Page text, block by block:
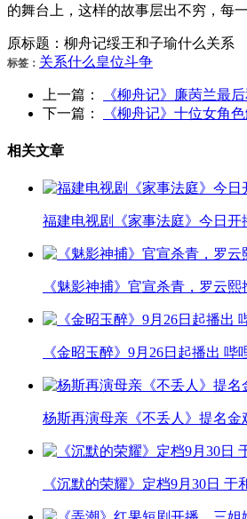
的舞台上，这样的故事层出不穷，每
原标题：柳舟记绥王和子瑜什么关系
标签： 关系什么皇位斗争
上一篇：
《柳舟记》廉苪兰最
下一篇：
《柳舟记》十位女角
相关文章
福建电视剧《家事法庭》今日开
《魅影神捕》官宣杀青，罗云
《金昭玉醉》9月26日起播出
杨斯再演母亲《不丢人》提名金
《沉默的荣耀》定档9月30日